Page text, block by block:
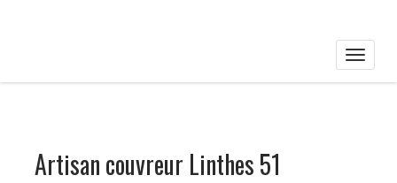
Toggle
Artisan couvreur Linthes 51